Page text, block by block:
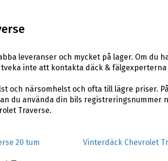
leveranser och mycket på lager. Om du
inte att kontakta däck &
närsomhelst och ofta till lägre priser.
du använda din bils registreringsnummer
Traverse.
20 tum
Vinterdäck Chevrolet